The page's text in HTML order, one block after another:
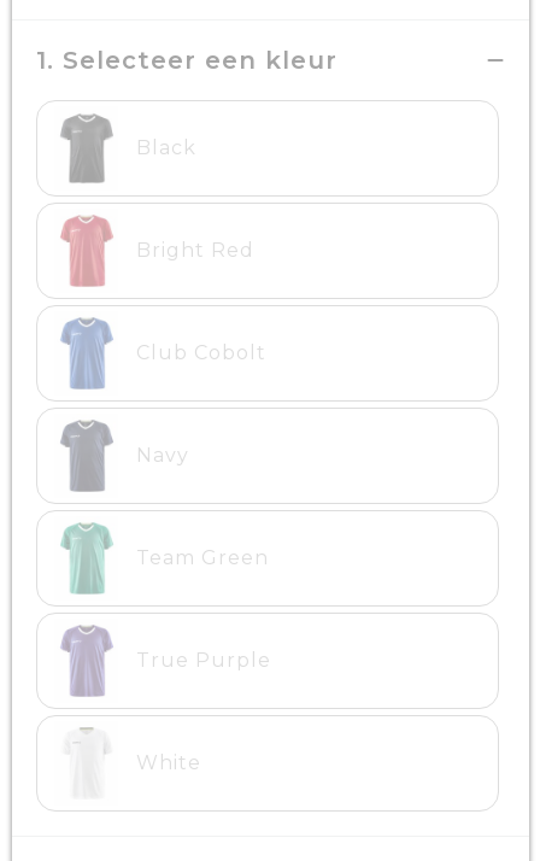
1. Selecteer een kleur
Black
Bright Red
Club Cobolt
Navy
Team Green
True Purple
White